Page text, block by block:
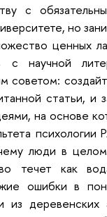
с
но
ценных
с научной
статьи, и
на основе
люди в
течет как
ошибки в
деревенских